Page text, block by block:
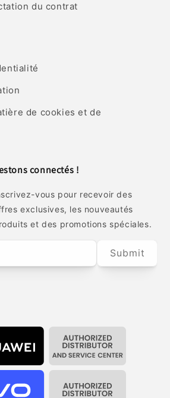
du contrat
de cookies et de
connectés !
vous pour recevoir des
exclusives, les nouveautés
et des promotions spéciales.
Submit